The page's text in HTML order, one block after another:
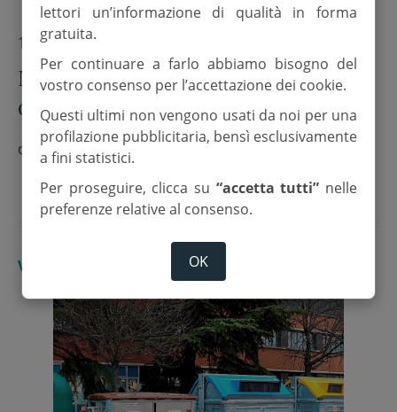
10 Gennaio 2018
Nuove regole a Bagno per eventi e
contributi
di Redazione
VALLE SAVIO
lettori un’informazione di qualità in forma
gratuita.
Per continuare a farlo abbiamo bisogno del
vostro consenso per l’accettazione dei cookie.
Questi ultimi non vengono usati da noi per una
profilazione pubblicitaria, bensì esclusivamente
a fini statistici.
Per proseguire, clicca su “accetta tutti” nelle
preferenze relative al consenso.
OK